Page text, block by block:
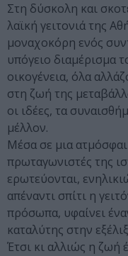
Στη δύσκολη και
λαϊκή γειτονιά της
μοναχοκόρη ενός
υπόγειο διαμέρισμα
οικογένεια, όλα
στη ζωή της
οι ιδέες, τα
μέλλον.
Μέσα σε μια
πρωταγωνιστές της
ερωτεύονται,
απέναντι σπίτι η
πρόσωπα, υφαίνει
καταλύτης στην
Έτσι κι αλλιώς η ζωή